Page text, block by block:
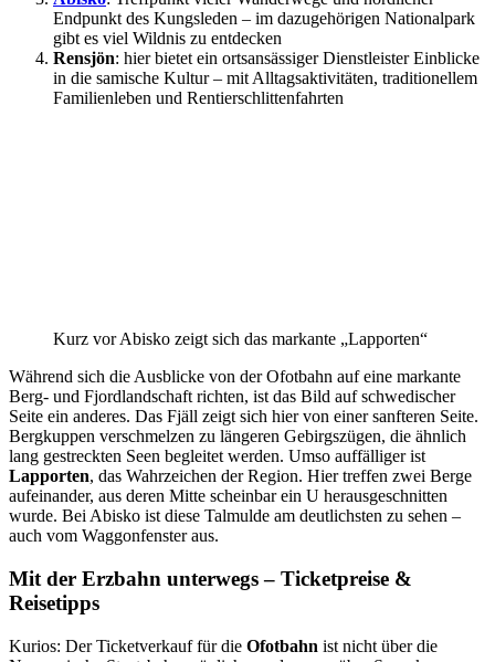
Endpunkt des Kungsleden – im dazugehörigen Nationalpark
gibt es viel Wildnis zu entdecken
Rensjön: hier bietet ein ortsansässiger Dienstleister Einblicke
in die samische Kultur – mit Alltagsaktivitäten, traditionellem
Familienleben und Rentierschlittenfahrten
Kurz vor Abisko zeigt sich das markante „Lapporten“
Während sich die Ausblicke von der Ofotbahn auf eine markante
Berg- und Fjordlandschaft richten, ist das Bild auf schwedischer
Seite ein anderes. Das Fjäll zeigt sich hier von einer sanfteren Seite.
Bergkuppen verschmelzen zu längeren Gebirgszügen, die ähnlich
lang gestreckten Seen begleitet werden. Umso auffälliger ist
Lapporten, das Wahrzeichen der Region. Hier treffen zwei Berge
aufeinander, aus deren Mitte scheinbar ein U herausgeschnitten
wurde. Bei Abisko ist diese Talmulde am deutlichsten zu sehen –
auch vom Waggonfenster aus.
Mit der Erzbahn unterwegs – Ticketpreise &
Reisetipps
Kurios: Der Ticketverkauf für die Ofotbahn ist nicht über die